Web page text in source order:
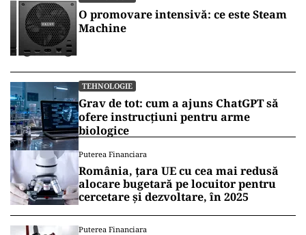
O promovare intensivă: ce este Steam
Machine
TEHNOLOGIE
Grav de tot: cum a ajuns ChatGPT să
ofere instrucțiuni pentru arme
biologice
Puterea Financiara
România, țara UE cu cea mai redusă
alocare bugetară pe locuitor pentru
cercetare și dezvoltare, în 2025
Puterea Financiara